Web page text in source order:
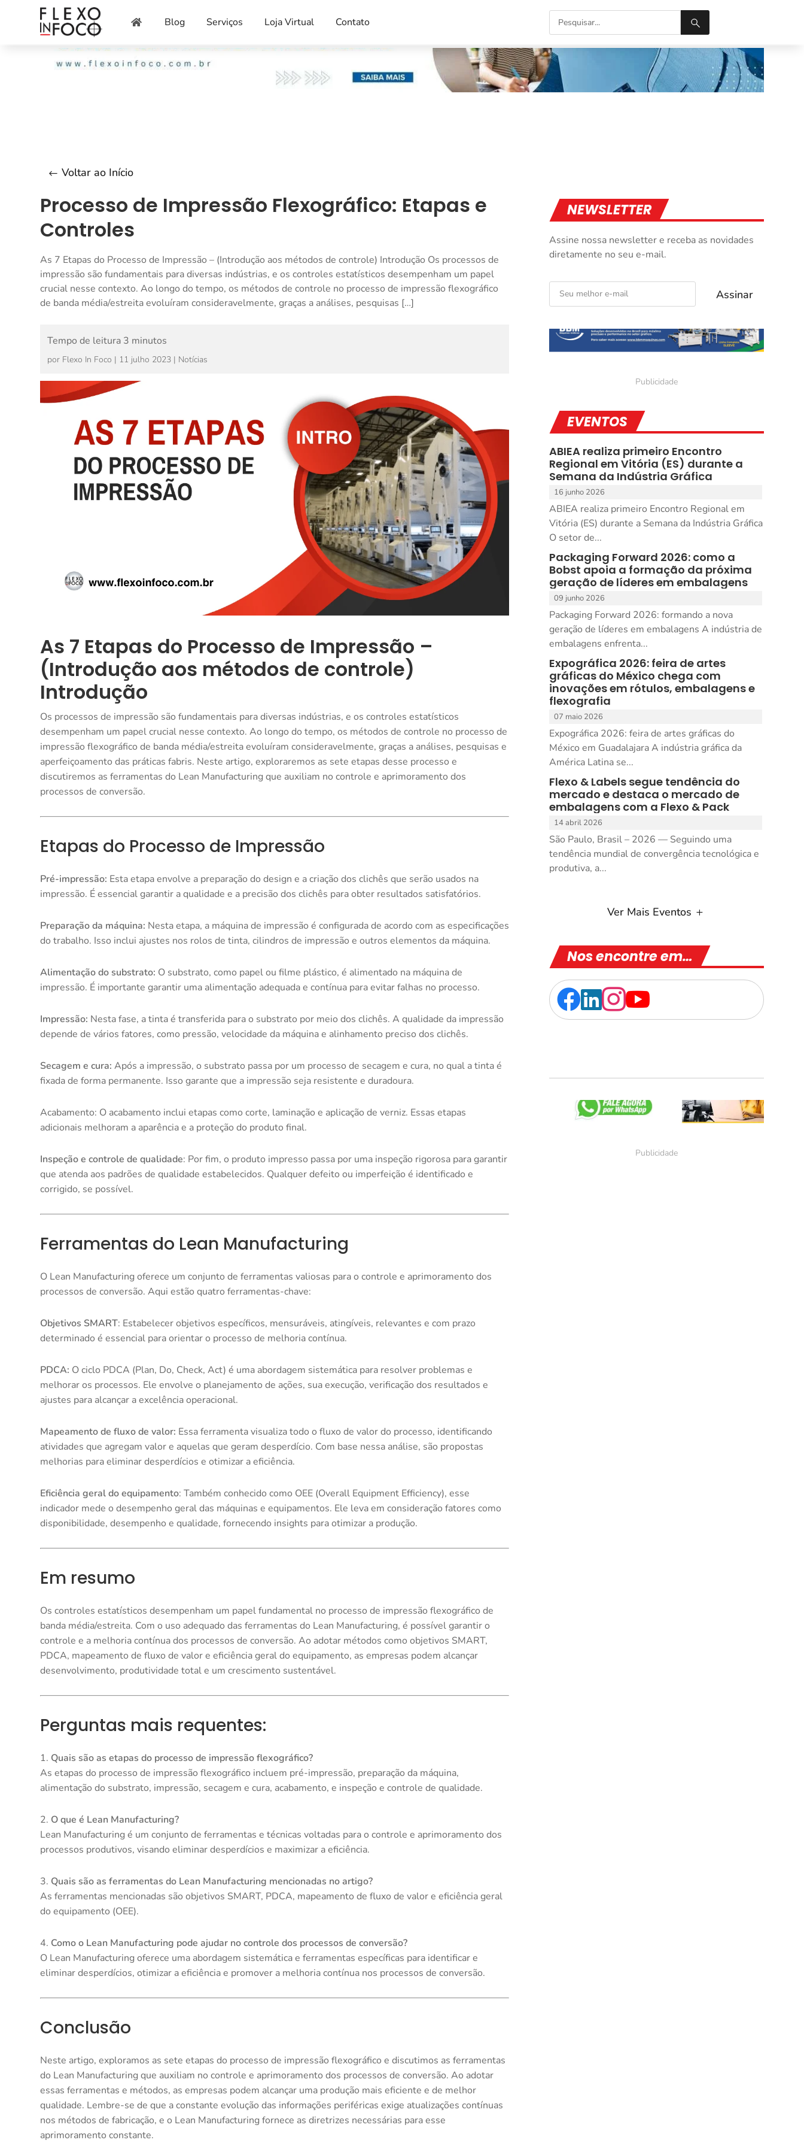
 Blog Serviços Loja Virtual Contato
Voltar ao Início
Processo de Impressão Flexográfico: Etapas e
Controles
As 7 Etapas do Processo de Impressão – (Introdução aos métodos de controle) Introdução Os processos de
impressão são fundamentais para diversas indústrias, e os controles estatísticos desempenham um papel
crucial nesse contexto. Ao longo do tempo, os métodos de controle no processo de impressão flexográfico
de banda média/estreita evoluíram consideravelmente, graças a análises, pesquisas […]
por Flexo In Foco | 11 julho 2023 | Notícias
As 7 Etapas do Processo de Impressão –
(Introdução aos métodos de controle)
Introdução
Os processos de impressão são fundamentais para diversas indústrias, e os controles estatísticos
desempenham um papel crucial nesse contexto. Ao longo do tempo, os métodos de controle no processo de
impressão flexográfico de banda média/estreita evoluíram consideravelmente, graças a análises, pesquisas e
aperfeiçoamento das práticas fabris. Neste artigo, exploraremos as sete etapas desse processo e
discutiremos as ferramentas do Lean Manufacturing que auxiliam no controle e aprimoramento dos
processos de conversão.
Etapas do Processo de Impressão
Pré-impressão: Esta etapa envolve a preparação do design e a criação dos clichês que serão usados na
impressão. É essencial garantir a qualidade e a precisão dos clichês para obter resultados satisfatórios.
Preparação da máquina: Nesta etapa, a máquina de impressão é configurada de acordo com as especificações
do trabalho. Isso inclui ajustes nos rolos de tinta, cilindros de impressão e outros elementos da máquina.
Alimentação do substrato: O substrato, como papel ou filme plástico, é alimentado na máquina de
impressão. É importante garantir uma alimentação adequada e contínua para evitar falhas no processo.
Impressão: Nesta fase, a tinta é transferida para o substrato por meio dos clichês. A qualidade da impressão
depende de vários fatores, como pressão, velocidade da máquina e alinhamento preciso dos clichês.
Secagem e cura: Após a impressão, o substrato passa por um processo de secagem e cura, no qual a tinta é
fixada de forma permanente. Isso garante que a impressão seja resistente e duradoura.
Acabamento: O acabamento inclui etapas como corte, laminação e aplicação de verniz. Essas etapas
adicionais melhoram a aparência e a proteção do produto final.
Inspeção e controle de qualidade: Por fim, o produto impresso passa por uma inspeção rigorosa para garantir
que atenda aos padrões de qualidade estabelecidos. Qualquer defeito ou imperfeição é identificado e
corrigido, se possível.
Ferramentas do Lean Manufacturing
O Lean Manufacturing oferece um conjunto de ferramentas valiosas para o controle e aprimoramento dos
processos de conversão. Aqui estão quatro ferramentas-chave:
Objetivos SMART: Estabelecer objetivos específicos, mensuráveis, atingíveis, relevantes e com prazo
determinado é essencial para orientar o processo de melhoria contínua.
PDCA: O ciclo PDCA (Plan, Do, Check, Act) é uma abordagem sistemática para resolver problemas e
melhorar os processos. Ele envolve o planejamento de ações, sua execução, verificação dos resultados e
ajustes para alcançar a excelência operacional.
Mapeamento de fluxo de valor: Essa ferramenta visualiza todo o fluxo de valor do processo, identificando
atividades que agregam valor e aquelas que geram desperdício. Com base nessa análise, são propostas
melhorias para eliminar desperdícios e otimizar a eficiência.
Eficiência geral do equipamento: Também conhecido como OEE (Overall Equipment Efficiency), esse
indicador mede o desempenho geral das máquinas e equipamentos. Ele leva em consideração fatores como
disponibilidade, desempenho e qualidade, fornecendo insights para otimizar a produção.
Em resumo
Os controles estatísticos desempenham um papel fundamental no processo de impressão flexográfico de
banda média/estreita. Com o uso adequado das ferramentas do Lean Manufacturing, é possível garantir o
controle e a melhoria contínua dos processos de conversão. Ao adotar métodos como objetivos SMART,
PDCA, mapeamento de fluxo de valor e eficiência geral do equipamento, as empresas podem alcançar
desenvolvimento, produtividade total e um crescimento sustentável.
Perguntas mais requentes:
1. Quais são as etapas do processo de impressão flexográfico?
As etapas do processo de impressão flexográfico incluem pré-impressão, preparação da máquina,
alimentação do substrato, impressão, secagem e cura, acabamento, e inspeção e controle de qualidade.
2. O que é Lean Manufacturing?
Lean Manufacturing é um conjunto de ferramentas e técnicas voltadas para o controle e aprimoramento dos
processos produtivos, visando eliminar desperdícios e maximizar a eficiência.
3. Quais são as ferramentas do Lean Manufacturing mencionadas no artigo?
As ferramentas mencionadas são objetivos SMART, PDCA, mapeamento de fluxo de valor e eficiência geral
do equipamento (OEE).
4. Como o Lean Manufacturing pode ajudar no controle dos processos de conversão?
O Lean Manufacturing oferece uma abordagem sistemática e ferramentas específicas para identificar e
eliminar desperdícios, otimizar a eficiência e promover a melhoria contínua nos processos de conversão.
Conclusão
Neste artigo, exploramos as sete etapas do processo de impressão flexográfico e discutimos as ferramentas
do Lean Manufacturing que auxiliam no controle e aprimoramento dos processos de conversão. Ao adotar
essas ferramentas e métodos, as empresas podem alcançar uma produção mais eficiente e de melhor
qualidade. Lembre-se de que a constante evolução das informações periféricas exige atualizações contínuas
nos métodos de fabricação, e o Lean Manufacturing fornece as diretrizes necessárias para esse
aprimoramento constante.
NEWSLETTER
Assine nossa newsletter e receba as novidades
diretamente no seu e-mail.
EVENTOS
ABIEA realiza primeiro Encontro
Regional em Vitória (ES) durante a
Semana da Indústria Gráfica
16 junho 2026
ABIEA realiza primeiro Encontro Regional em
Vitória (ES) durante a Semana da Indústria Gráfica
O setor de...
Packaging Forward 2026: como a
Bobst apoia a formação da próxima
geração de líderes em embalagens
09 junho 2026
Packaging Forward 2026: formando a nova
geração de líderes em embalagens A indústria de
embalagens enfrenta...
Expográfica 2026: feira de artes
gráficas do México chega com
inovações em rótulos, embalagens e
flexografia
07 maio 2026
Expográfica 2026: feira de artes gráficas do
México em Guadalajara A indústria gráfica da
América Latina se...
Flexo & Labels segue tendência do
mercado e destaca o mercado de
embalagens com a Flexo & Pack
14 abril 2026
São Paulo, Brasil – 2026 — Seguindo uma
tendência mundial de convergência tecnológica e
produtiva, a...
Ver Mais Eventos
Nos encontre em…
